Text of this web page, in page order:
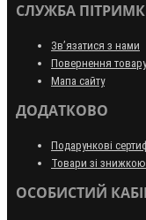
СЛУЖБА
Зв’язатися з нами
Повернення товару
Мапа сайту
ДОДАТКОВО
Подарункові
Товари зі знижкою
ОСОБИСТИЙ